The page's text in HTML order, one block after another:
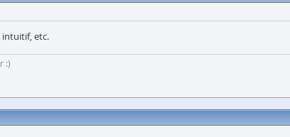
intuitif, etc.
:)